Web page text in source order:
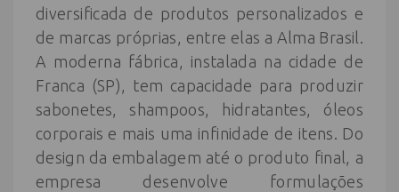
diversificada de produtos personalizados e
de marcas próprias, entre elas a Alma Brasil.
A moderna fábrica, instalada na cidade de
Franca (SP), tem capacidade para produzir
sabonetes, shampoos, hidratantes, óleos
corporais e mais uma infinidade de itens. Do
design da embalagem até o produto final, a
empresa desenvolve formulações